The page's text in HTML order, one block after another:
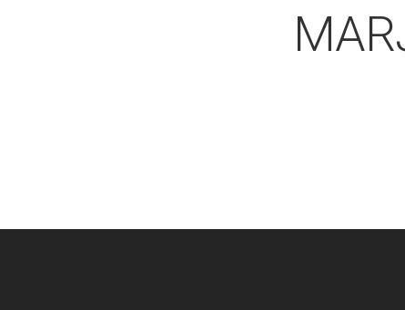
Hit enter to search or ESC to close